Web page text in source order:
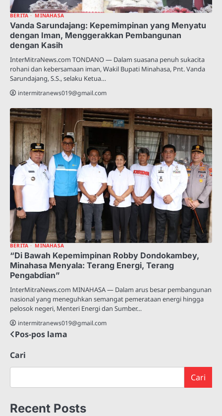
BERITA MINAHASA
Vanda Sarundajang: Kepemimpinan yang Menyatu
dengan Iman, Menggerakkan Pembangunan
dengan Kasih
InterMitraNews.com TONDANO — Dalam suasana penuh sukacita
rohani dan kebersamaan iman, Wakil Bupati Minahasa, Pnt. Vanda
Sarundajang, S.S., selaku Ketua…
intermitranews019@gmail.com
BERITA MINAHASA
“Di Bawah Kepemimpinan Robby Dondokambey,
Minahasa Menyala: Terang Energi, Terang
Pengabdian”
InterMitraNews.com MINAHASA — Dalam arus besar pembangunan
nasional yang meneguhkan semangat pemerataan energi hingga
pelosok negeri, Menteri Energi dan Sumber…
intermitranews019@gmail.com
Navigasi
pos
Pos-pos lama
Cari
Cari
Recent Posts